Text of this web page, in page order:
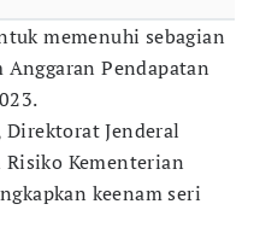
memenuhi sebagian
Pendapatan
Direktorat Jenderal
Kementerian
keenam seri